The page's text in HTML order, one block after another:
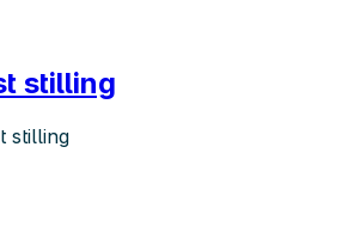
stilling
stilling